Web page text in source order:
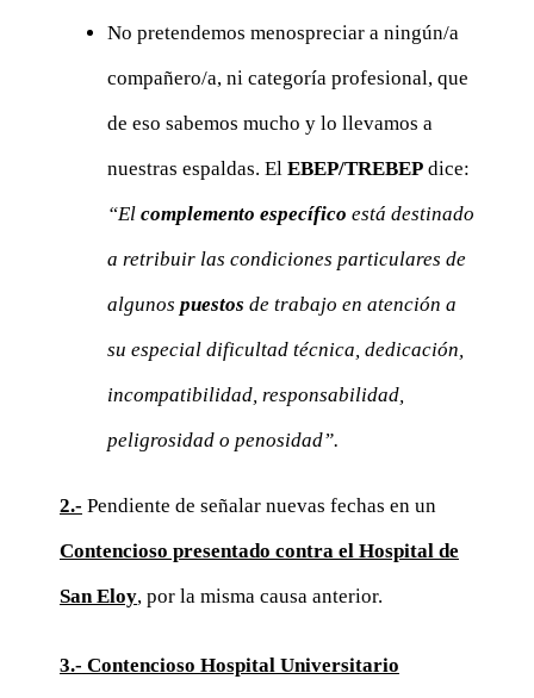
No pretendemos menospreciar a ningún/a
compañero/a, ni categoría profesional, que
de eso sabemos mucho y lo llevamos a
nuestras espaldas. El EBEP/TREBEPdice:
“El complemento específico está destinado
a retribuir las condiciones particulares de
algunos puestos de trabajo en atención a
su especial dificultad técnica, dedicación,
incompatibilidad, responsabilidad,
peligrosidad o penosidad”.
2.- Pendiente de señalar nuevas fechas en un
Contencioso presentado contra el Hospital de
San Eloy,por la misma causa anterior.
3.- Contencioso Hospital Universitario